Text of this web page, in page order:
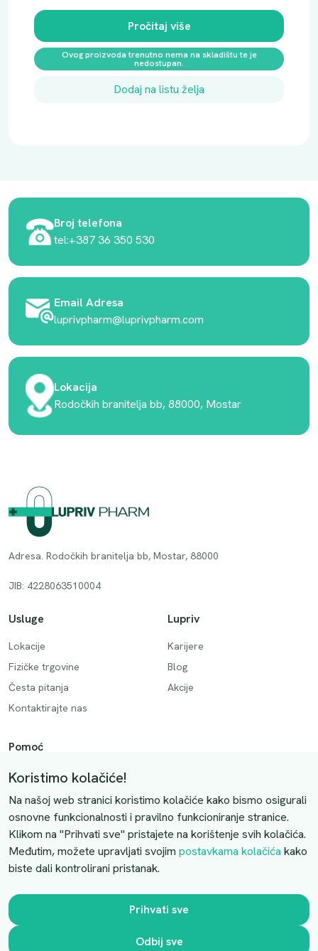
Pročitaj više
Ovog proizvoda trenutno nema na skladištu te je
nedostupan.
Dodaj na listu želja
Broj telefona
tel:+387 36 350 530
Email Adresa
luprivpharm@luprivpharm.com
Lokacija
Rodočkih branitelja bb, 88000, Mostar
Adresa. Rodočkih branitelja bb, Mostar, 88000
JIB: 4228063510004
Usluge
Lokacije
Fizičke trgovine
Česta pitanja
Kontaktirajte nas
Lupriv
Karijere
Blog
Akcije
Pomoć
Način plaćanja
Dostava
Povrati i otkazivanje
Uslovi kupovine
Kontaktirajte nas
Slobodno nas kontaktirajte putem e-maila:
luprivpharm@luprivpharm.com
Koristimo kolačiće!
Na našoj web stranici koristimo kolačiće kako bismo osigurali
osnovne funkcionalnosti i pravilno funkcioniranje stranice.
Klikom na "Prihvati sve" pristajete na korištenje svih kolačića.
Međutim, možete upravljati svojim postavkama kolačića kako
biste dali kontrolirani pristanak.
Prihvati sve
Odbij sve